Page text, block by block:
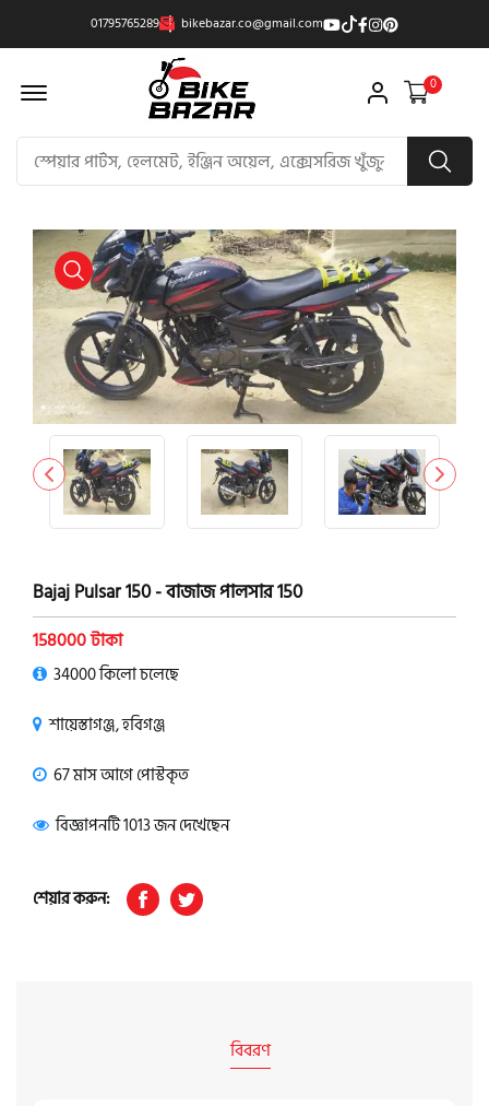
01795765289 bikebazar.co@gmail.com
Offcanvas Menu Open 0
product view
Bajaj Pulsar 150 - বাজাজ পালসার 150
158000 টাকা
34000 কিলো চলেছে
শায়েস্তাগঞ্জ, হবিগঞ্জ
67 মাস আগে পোস্টকৃত
বিজ্ঞাপনটি 1013 জন দেখেছেন
শেয়ার করুন:
বিবরণ